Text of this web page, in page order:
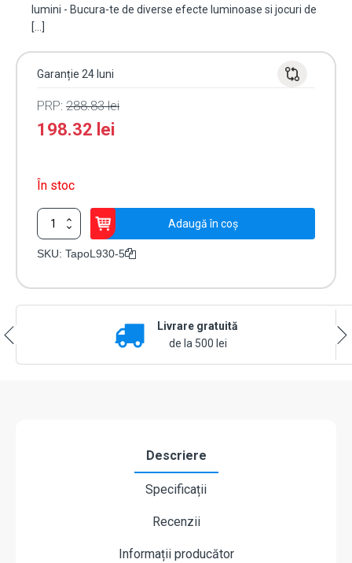
lumini - Bucura-te de diverse efecte luminoase si jocuri de
[…]
Garanție 24 luni
PRP: 288.83lei
198.32 lei
În stoc
Cantitate
Banda
LED
Adaugă în coș
SKU: TapoL930-5
Livrare gratuită
de la 500 lei
Descriere
Specificații
Recenzii
Informații producător